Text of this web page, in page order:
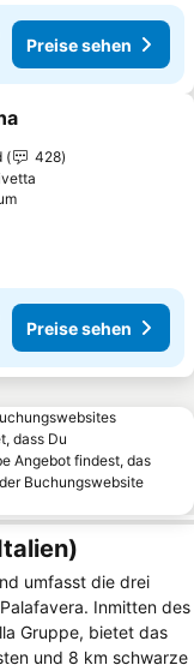
Preise sehen
hinzufügen
428
Preise sehen
Preise sehen
dass Du
Angebot findest, das
Buchungswebsite
umfasst die drei
Inmitten des
Gruppe, bietet das
und 8 km schwarze